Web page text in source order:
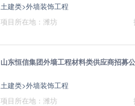
土建类>外墙装饰工程
项目所在地：潍坊
山东恒信集团外墙工程材料类供应商招募
土建类>外墙装饰工程
项目所在地：潍坊